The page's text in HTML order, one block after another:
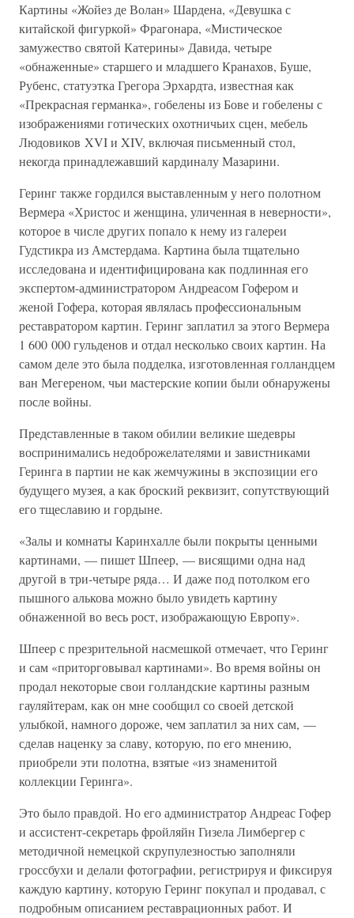
Картины «Жойез де Волан» Шардена, «Девушка с
китайской фигуркой» Фрагонара, «Мистическое
замужество святой Катерины» Давида, четыре
«обнаженные» старшего и младшего Кранахов, Буше,
Рубенс, статуэтка Грегора Эрхардта, известная как
«Прекрасная германка», гобелены из Бове и гобелены с
изображениями готических охотничьих сцен, мебель
Людовиков XVI и XIV, включая письменный стол,
некогда принадлежавший кардиналу Мазарини.
Геринг также гордился выставленным у него полотном
Вермера «Христос и женщина, уличенная в неверности»,
которое в числе других попало к нему из галереи
Гудстикра из Амстердама. Картина была тщательно
исследована и идентифицирована как подлинная его
экспертом-администратором Андреасом Гофером и
женой Гофера, которая являлась профессиональным
реставратором картин. Геринг заплатил за этого Вермера
1 600 000 гульденов и отдал несколько своих картин. На
самом деле это была подделка, изготовленная голландцем
ван Мегереном, чьи мастерские копии были обнаружены
после войны.
Представленные в таком обилии великие шедевры
воспринимались недоброжелателями и завистниками
Геринга в партии не как жемчужины в экспозиции его
будущего музея, а как броский реквизит, сопутствующий
его тщеславию и гордыне.
«Залы и комнаты Каринхалле были покрыты ценными
картинами, — пишет Шпеер, — висящими одна над
другой в три-четыре ряда… И даже под потолком его
пышного алькова можно было увидеть картину
обнаженной во весь рост, изображающую Европу».
Шпеер с презрительной насмешкой отмечает, что Геринг
и сам «приторговывал картинами». Во время войны он
продал некоторые свои голландские картины разным
гауляйтерам, как он мне сообщил со своей детской
улыбкой, намного дороже, чем заплатил за них сам, —
сделав наценку за славу, которую, по его мнению,
приобрели эти полотна, взятые «из знаменитой
коллекции Геринга».
Это было правдой. Но его администратор Андреас Гофер
и ассистент-секретарь фройляйн Гизела Лимбергер с
методичной немецкой скрупулезностью заполняли
гроссбухи и делали фотографии, регистрируя и фиксируя
каждую картину, которую Геринг покупал и продавал, с
подробным описанием реставрационных работ. И